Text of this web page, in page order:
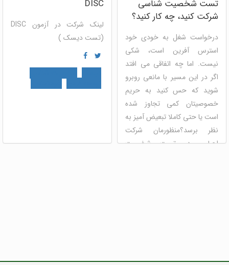
تست شخصیت شناسی
شرکت کنید، چه کار کنید؟
درخواست شغل به خودی خود
استرس آفرین است، شکی
نیست. اما چه اتفاقی می افتد
اگر در این مسیر با مانعی روبرو
شوید که حس کنید به حریم
خصوصیتان کمی تجاوز شده
است یا حتی کاملا تبعیض آمیز به
نظر برسد؟منظورمان شرکت
اجباری در تست شخصیت
DISC
لینک شرکت در آزمون DISC
(تست دیسک )